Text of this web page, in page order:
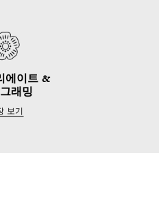
에이트 &
래밍
보기